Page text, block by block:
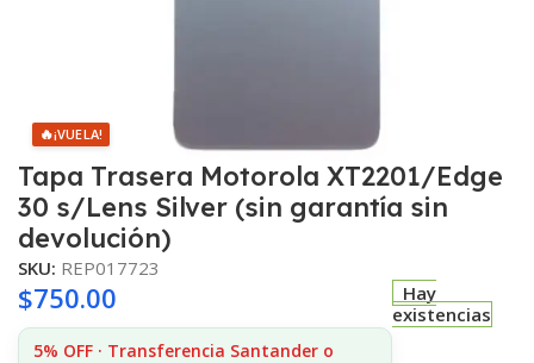
🔥¡VUELA!
Tapa Trasera Motorola XT2201/Edge
30 s/Lens Silver (sin garantía sin
devolución)
SKU: REP017723
$750.00
5% OFF · Transferencia Santander o
Hay
existencias